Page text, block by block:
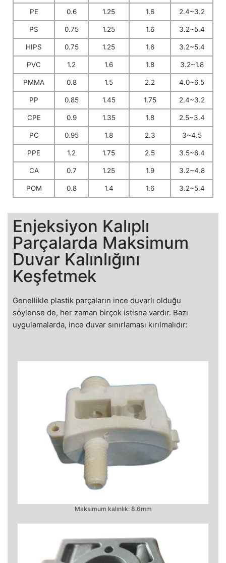
PE 0.6 1.25 1.6 2.4~3.2
PS 0.75 1.25 1.6 3.2~5.4
HIPS 0.75 1.25 1.6 3.2~5.4
PVC 1.2 1.6 1.8 3.2~1.8
PMMA 0.8 1.5 2.2 4.0~6.5
PP 0.85 1.45 1.75 2.4~3.2
CPE 0.9 1.35 1.8 2.5~3.4
PC 0.95 1.8 2.3 3~4.5
PPE 1.2 1.75 2.5 3.5~6.4
CA 0.7 1.25 1.9 3.2~4.8
POM 0.8 1.4 1.6 3.2~5.4
Enjeksiyon Kalıplı
Parçalarda Maksimum
Duvar Kalınlığını
Keşfetmek
Genellikle plastik parçaların ince duvarlı olduğu
söylense de, her zaman birçok istisna vardır. Bazı
uygulamalarda, ince duvar sınırlaması kırılmalıdır:
Maksimum kalınlık: 8.6mm